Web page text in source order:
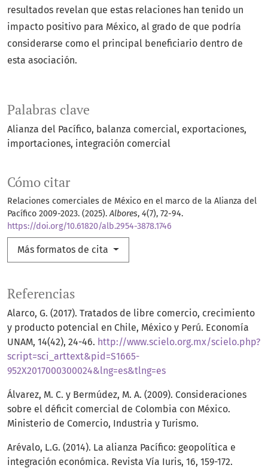
Palabras clave
Alianza del Pacífico balanza comercial exportaciones
importaciones integración comercial
Cómo citar
Relaciones comerciales de México en el marco de la Alianza del
Pacífico 2009-2023. (2025).Albores, 4(7), 72-94.
https://doi.org/10.61820/alb.2954-3878.1746
Más formatos de cita
resultados revelan que estas relaciones han tenido un
impacto positivo para México, al grado de que podría
considerarse como el principal beneficiario dentro de
esta asociación.
Referencias
Alarco, G. (2017). Tratados de libre comercio, crecimiento
y producto potencial en Chile, México y Perú. Economía
UNAM, 14(42), 24-46. http://www.scielo.org.mx/scielo.php?
script=sci_arttext&pid=S1665-
952X2017000300024&lng=es&tlng=es
Álvarez, M. C. y Bermúdez, M. A. (2009). Consideraciones
sobre el déficit comercial de Colombia con México.
Ministerio de Comercio, Industria y Turismo.
Arévalo, L.G. (2014). La alianza Pacífico: geopolítica e
integración económica. Revista Vía Iuris, 16, 159-172.